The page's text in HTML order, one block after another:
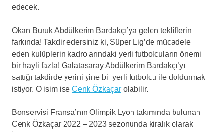
edecek.
Okan Buruk Abdülkerim Bardakçı’ya gelen tekliflerin
farkında! Takdir edersiniz ki, Süper Lig’de mücadele
eden kulüplerin kadrolarındaki yerli futbolcuların önemi
bir hayli fazla! Galatasaray Abdülkerim Bardakçı’yı
sattığı takdirde yerini yine bir yerli futbolcu ile doldurmak
istiyor. O isim ise Cenk Özkaçar olabilir.
Bonservisi Fransa’nın Olimpik Lyon takımında bulunan
Cenk Özkaçar 2022 – 2023 sezonunda kiralık olarak